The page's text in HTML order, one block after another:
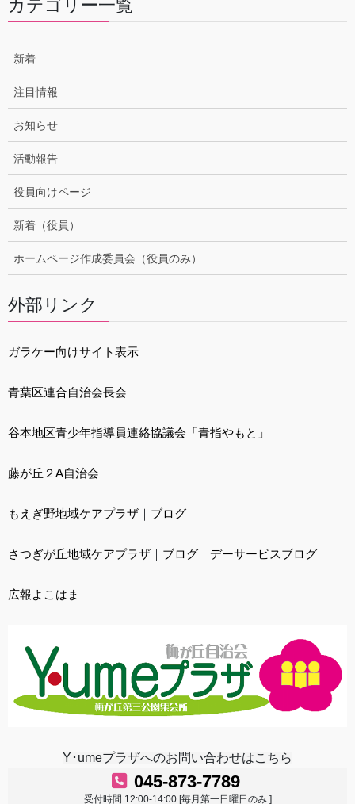
カテゴリー一覧
新着
注目情報
お知らせ
活動報告
役員向けページ
新着（役員）
ホームページ作成委員会（役員のみ）
外部リンク
ガラケー向けサイト表示
青葉区連合自治会長会
谷本地区青少年指導員連絡協議会「青指やもと」
藤が丘２A自治会
もえぎ野地域ケアプラザ ｜ ブログ
さつぎが丘地域ケアプラザ ｜ ブログ ｜ デーサービスブログ
広報よこはま
Y･umeプラザへのお問い合わせはこちら
045-873-7789
受付時間 12:00-14:00 [毎月第一日曜日のみ ]